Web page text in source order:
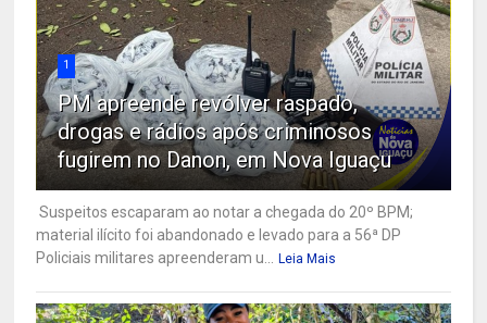
1
PM apreende revólver raspado,
drogas e rádios após criminosos
fugirem no Danon, em Nova Iguaçu
Suspeitos escaparam ao notar a chegada do 20º BPM;
material ilícito foi abandonado e levado para a 56ª DP
Policiais militares apreenderam u... Leia Mais